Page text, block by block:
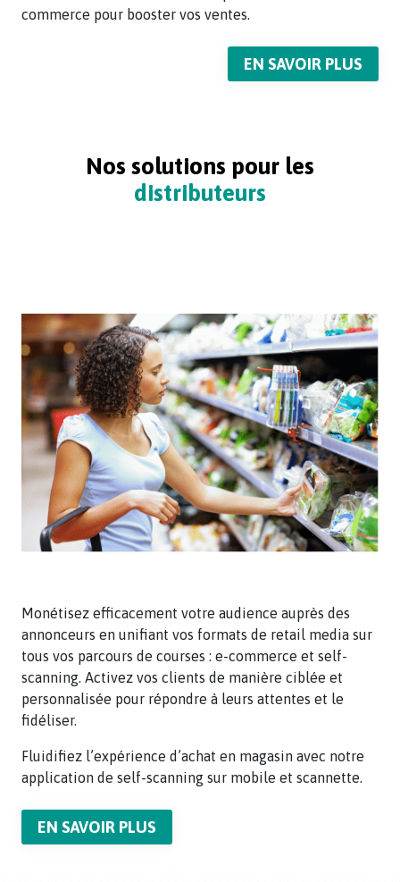
commerce pour booster vos ventes.
EN SAVOIR PLUS
Nos solutions pour les
distributeurs
Monétisez efficacement votre audience auprès des
annonceurs en unifiant vos formats de retail media sur
tous vos parcours de courses : e-commerce et self-
scanning. Activez vos clients de manière ciblée et
personnalisée pour répondre à leurs attentes et le
fidéliser.
Fluidifiez l’expérience d’achat en magasin avec notre
application de self-scanning sur mobile et scannette.
EN SAVOIR PLUS